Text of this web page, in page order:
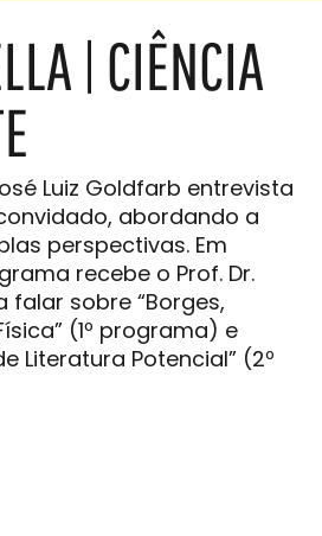
| CIÊNCIA
Luiz Goldfarb entrevista
abordando a
perspectivas. Em
recebe o Prof. Dr.
falar sobre “Borges,
(1º programa) e
Literatura Potencial” (2º